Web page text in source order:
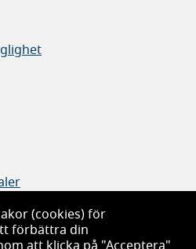
(cookies) för
förbättra din